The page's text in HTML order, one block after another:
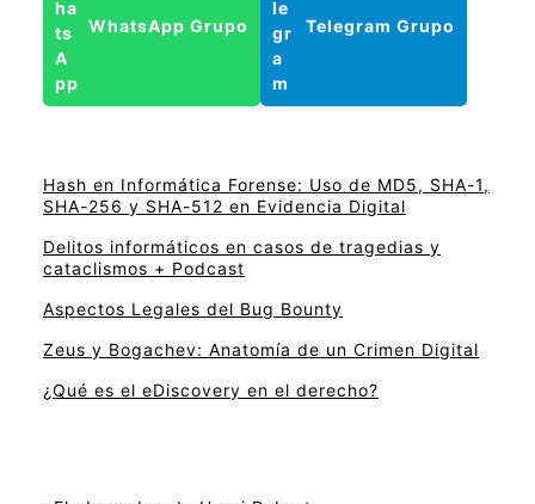
WhatsApp Grupo Telegram Grupo
Hash en Informática Forense: Uso de MD5, SHA-1,
SHA-256 y SHA-512 en Evidencia Digital
Delitos informáticos en casos de tragedias y
cataclismos + Podcast
Aspectos Legales del Bug Bounty
Zeus y Bogachev: Anatomía de un Crimen Digital
¿Qué es el eDiscovery en el derecho?